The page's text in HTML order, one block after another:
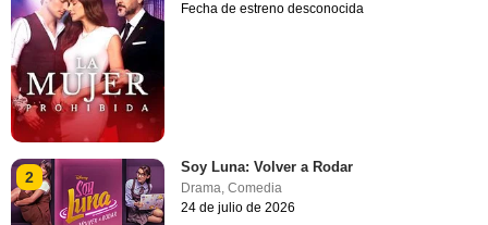
Fecha de estreno desconocida
2
Soy Luna: Volver a Rodar
Drama,Comedia
24 de julio de 2026